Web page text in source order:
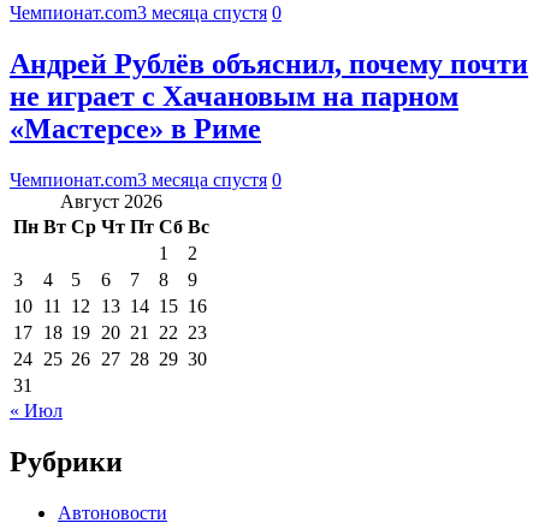
Чемпионат.com3 месяца спустя 0
Андрей Рублёв объяснил, почему почти
не играет с Хачановым на парном
«Мастерсе» в Риме
Чемпионат.com3 месяца спустя 0
Август 2026
Пн Вт Ср Чт Пт Сб Вс
1
2
3
4 5 6 7 8
9
10 11 12 13 14 15 16
17 18 19 20 21 22 23
24 25 26 27 28 29 30
31
« Июл
Рубрики
Автоновости